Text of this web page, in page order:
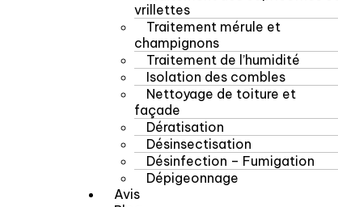
vrillettes
Traitement mérule et
champignons
Traitement de l’humidité
Isolation des combles
Nettoyage de toiture et
façade
Dératisation
Désinsectisation
Désinfection – Fumigation
Dépigeonnage
Avis